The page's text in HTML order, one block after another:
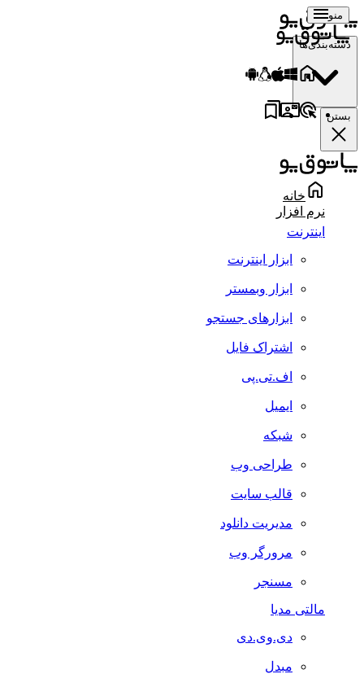
منو
دسته‌بندی‌ها
بستن
خانه
نرم افزار
اینترنت
ابزار اینترنت
ابزار وبمستر
ابزارهای جستجو
اشتراک فایل
اف.تی.پی
ایمیل
شبکه
طراحی وب
قالب سایت
مدیریت دانلود
مرورگر وب
مسنجر
مالتی مدیا
دی.وی.دی
مبدل